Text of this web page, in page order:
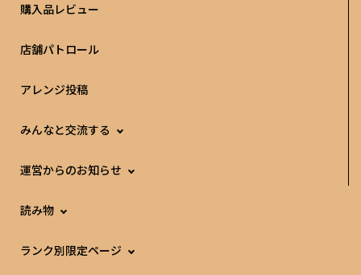
購入品レビュー
店舗パトロール
アレンジ投稿
みんなと交流する
運営からのお知らせ
読み物
ランク別限定ページ